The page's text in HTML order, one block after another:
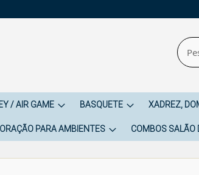
/ AIR GAME BASQUETE XADREZ,
PARA AMBIENTES COMBOS SALÃO